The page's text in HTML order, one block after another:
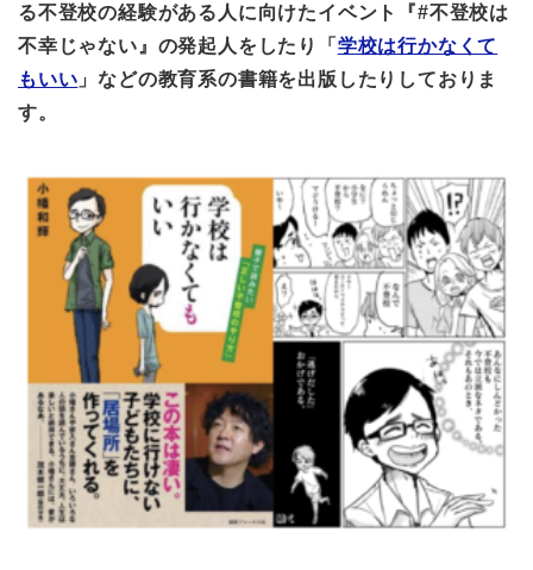
る不登校の経験がある人に向けたイベント『#不登校は
不幸じゃない』の発起人をしたり「 学校は行かなくて
もいい 」などの教育系の書籍を出版したりしておりま
す。